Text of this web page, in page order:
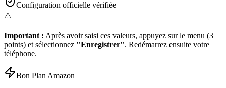
Configuration officielle vérifiée
⚠️
Important : Après avoir saisi ces valeurs, appuyez sur le menu (3
points) et sélectionnez "Enregistrer". Redémarrez ensuite votre
téléphone.
Bon Plan Amazon